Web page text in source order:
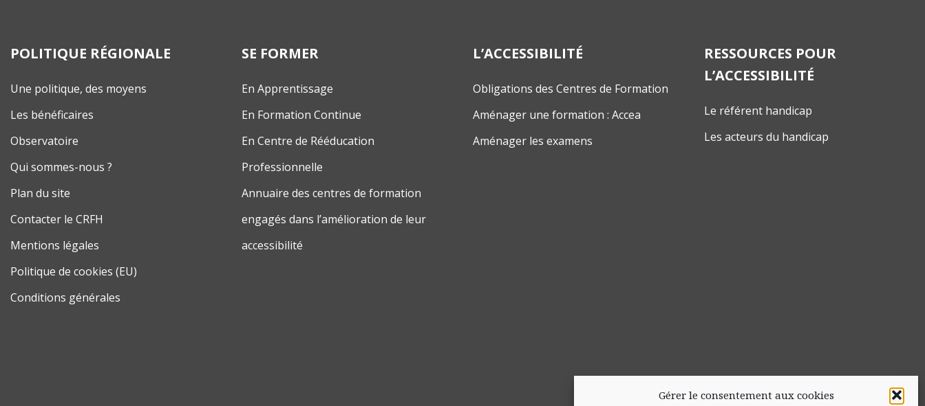
Gérer le consentement aux cookies
POLITIQUE RÉGIONALE
Une politique, des moyens
Les bénéficaires
Observatoire
Qui sommes-nous ?
Plan du site
Contacter le CRFH
Mentions légales
Politique de cookies (EU)
Conditions générales
SE FORMER
En Apprentissage
En Formation Continue
En Centre de Rééducation
Professionnelle
Annuaire des centres de formation
engagés dans l’amélioration de leur
accessibilité
L’ACCESSIBILITÉ
Obligations des Centres de Formation
Aménager une formation : Accea
Aménager les examens
RESSOURCES POUR
L’ACCESSIBILITÉ
Le référent handicap
Les acteurs du handicap